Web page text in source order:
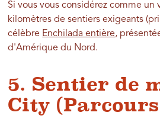
Si vous vous considérez comme
kilomètres de sentiers exigeants
célèbre Enchilada entière,
d'Amérique du Nord.
5. Sentier de
City